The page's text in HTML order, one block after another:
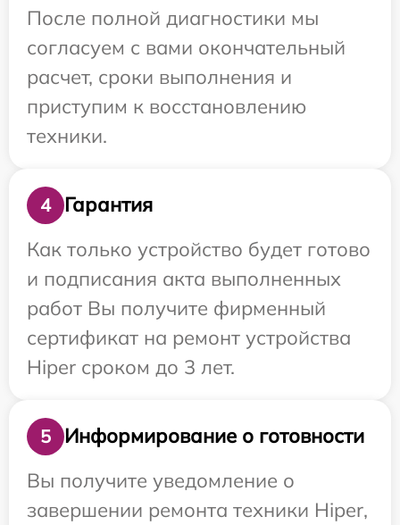
После полной диагностики мы
согласуем с вами окончательный
расчет, сроки выполнения и
приступим к восстановлению
техники.
4
Гарантия
Как только устройство будет готово
и подписания акта выполненных
работ Вы получите фирменный
сертификат на ремонт устройства
Hiper сроком до 3 лет.
5
Информирование о готовности
Вы получите уведомление о
завершении ремонта техники Hiper,